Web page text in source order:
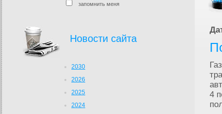
запомнить меня
Новости сайта
2030
2026
2025
2024
4